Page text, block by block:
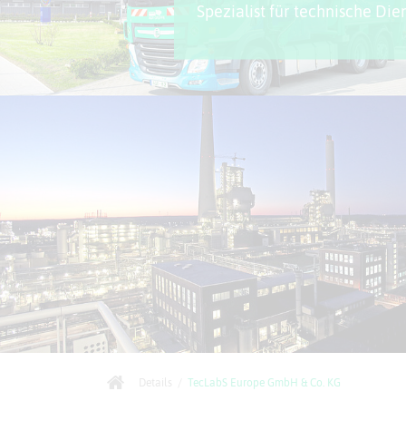
Spezialist für technische
TecLabS Europe GmbH & Co. KG